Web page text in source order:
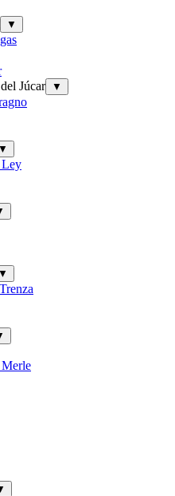
▼
Júcar
▼
▼
Ley
▼
Merle